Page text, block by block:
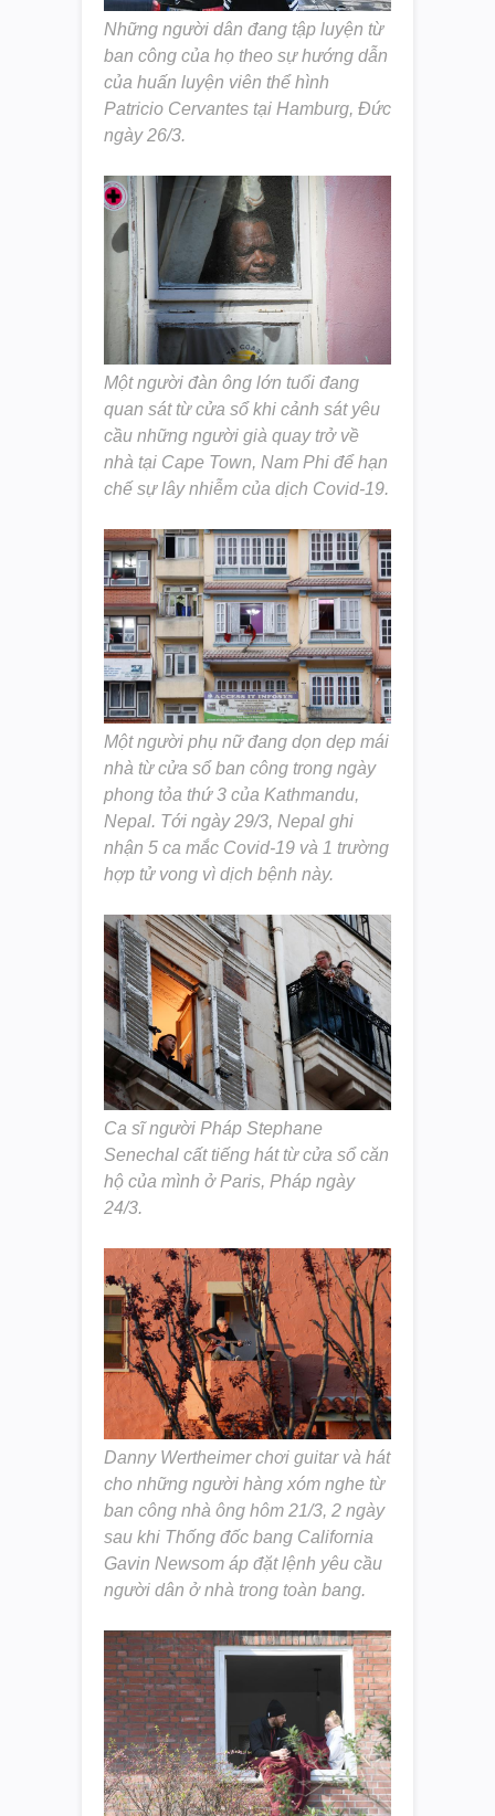
Những người dân đang tập luyện từ
ban công của họ theo sự hướng dẫn
của huấn luyện viên thể hình
Patricio Cervantes tại Hamburg, Đức
ngày 26/3.
Một người đàn ông lớn tuổi đang
quan sát từ cửa sổ khi cảnh sát yêu
cầu những người già quay trở về
nhà tại Cape Town, Nam Phi để hạn
chế sự lây nhiễm của dịch Covid-19.
Một người phụ nữ đang dọn dẹp mái
nhà từ cửa sổ ban công trong ngày
phong tỏa thứ 3 của Kathmandu,
Nepal. Tới ngày 29/3, Nepal ghi
nhận 5 ca mắc Covid-19 và 1 trường
hợp tử vong vì dịch bệnh này.
Ca sĩ người Pháp Stephane
Senechal cất tiếng hát từ cửa sổ căn
hộ của mình ở Paris, Pháp ngày
24/3.
Danny Wertheimer chơi guitar và hát
cho những người hàng xóm nghe từ
ban công nhà ông hôm 21/3, 2 ngày
sau khi Thống đốc bang California
Gavin Newsom áp đặt lệnh yêu cầu
người dân ở nhà trong toàn bang.